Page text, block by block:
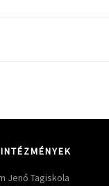
Jenő Tagiskola